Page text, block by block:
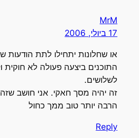
MrM
17 ביולי, 2006
או שחלונות יתחילו לתת הודעות
התוכנים ביצעה פעולה לא חוקית
לשלושים.
זה יהיה מסך חאקי. אני חושב
הרבה יותר טוב ממך כחול
Reply